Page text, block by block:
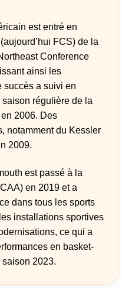
est entré en
FCS) de la
Conference
ainsi les
succès a suivi en
régulière de la
2006. Des
notamment du Kessler
2009.
est passé à la
en 2019 et a
dans tous les sports
installations sportives
ce qui a
en basket-
2023.